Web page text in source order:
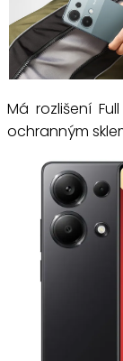
Má rozlišení
ochranným